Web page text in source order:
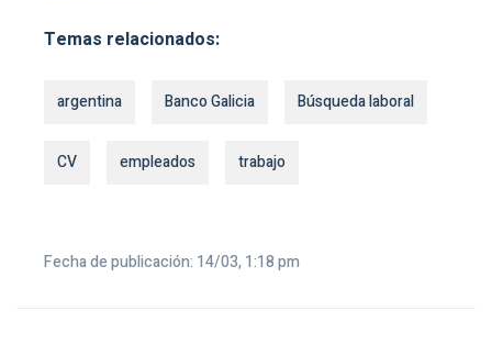
Temas relacionados:
argentina Banco Galicia Búsqueda laboral
CV empleados trabajo
Fecha de publicación: 14/03, 1:18 pm